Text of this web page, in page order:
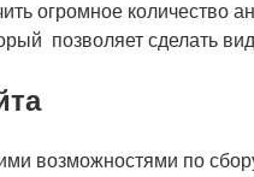
огромное количество
позволяет сделать
возможностями по